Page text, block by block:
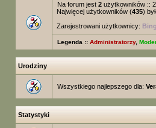
Na forum jest 2 użytkowników ::
Najwięcej użytkowników (435)
Zarejestrowani użytkownicy:
Legenda :: Administratorzy,
Urodziny
Wszystkiego najlepszego dla:
Statystyki